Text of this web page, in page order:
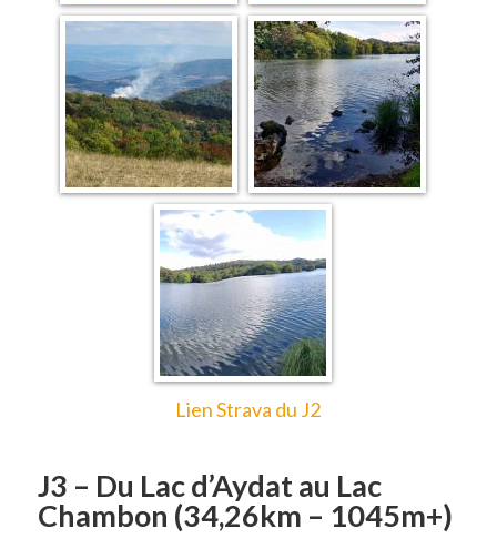
Lien Strava du J2
J3 – Du Lac d’Aydat au Lac
Chambon (34,26km – 1045m+)